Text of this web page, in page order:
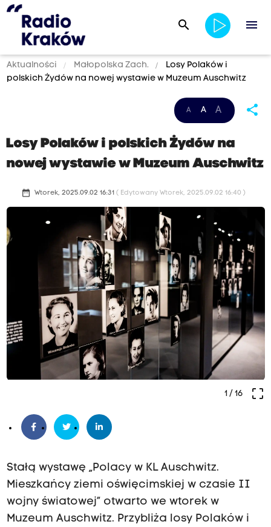
search menu
Aktualności Małopolska Zach.
Losy Polaków i
polskich Żydów na nowej wystawie w Muzeum Auschwitz
A A A share
Losy Polaków i polskich Żydów na
nowej wystawie w Muzeum Auschwitz
date_range Wtorek, 2025.09.02 16:31 ( Edytowany Wtorek, 2025.09.02 16:40 )
crop_free
1/ 16
Stałą wystawę „Polacy w KL Auschwitz.
Mieszkańcy ziemi oświęcimskiej w czasie II
wojny światowej” otwarto we wtorek w
Muzeum Auschwitz. Przybliża losy Polaków i